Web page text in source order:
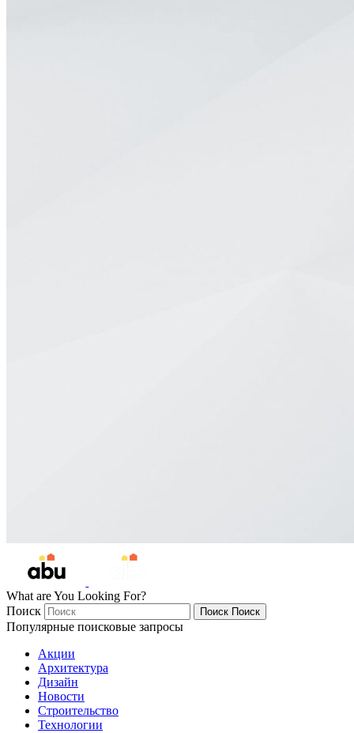
What are You Looking For?
Поиск
Поиск Поиск
Популярные поисковые запросы
Акции
Архитектура
Дизайн
Новости
Строительство
Технологии